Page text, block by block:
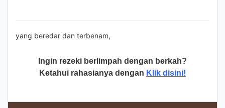
yang beredar dan terbenam,
Ingin rezeki berlimpah dengan berkah?
Ketahui rahasianya dengan Klik disini!